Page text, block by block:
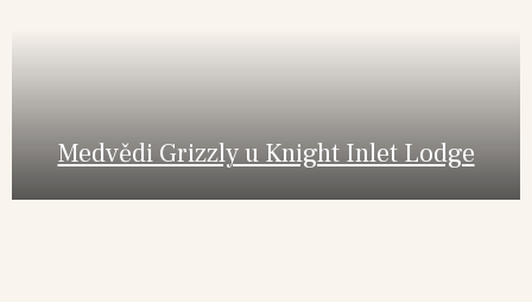
Medvědi Grizzly u Knight Inlet Lodge